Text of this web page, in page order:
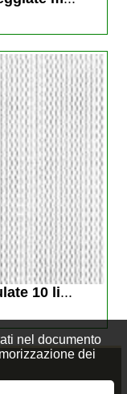
nel documento
dei
10 li...